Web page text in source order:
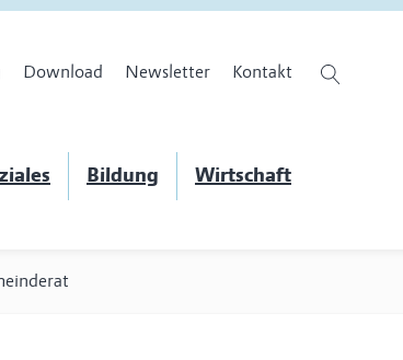
Download Newsletter Kontakt
Bildung Wirtschaft